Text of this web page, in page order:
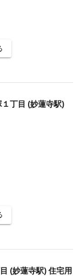
丁目 (妙蓮寺駅)
(妙蓮寺駅) 住宅用